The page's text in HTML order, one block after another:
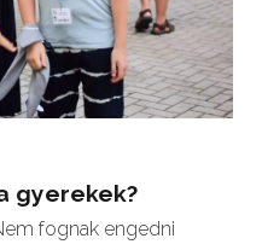
gyerekek?
fognak engedni